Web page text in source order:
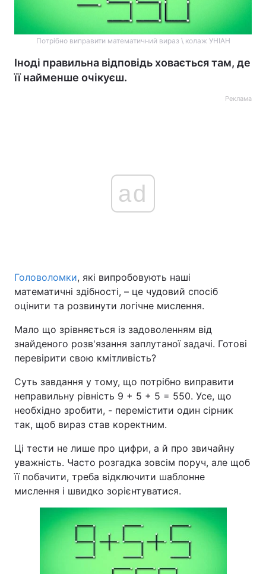
Потрібно виправити математичний вираз \ колаж УНІАН
Іноді правильна відповідь ховається там, де
її найменше очікуєш.
Реклама
ad
Головоломки, які випробовують наші
математичні здібності, – це чудовий спосіб
оцінити та розвинути логічне мислення.
Мало що зрівняється із задоволенням від
знайденого розв'язання заплутаної задачі. Готові
перевірити свою кмітливість?
Суть завдання у тому, що потрібно виправити
неправильну рівність 9 + 5 + 5 = 550. Усе, що
необхідно зробити, - перемістити один сірник
так, щоб вираз став коректним.
Ці тести не лише про цифри, а й про звичайну
уважність. Часто розгадка зовсім поруч, але щоб
її побачити, треба відключити шаблонне
мислення і швидко зорієнтуватися.